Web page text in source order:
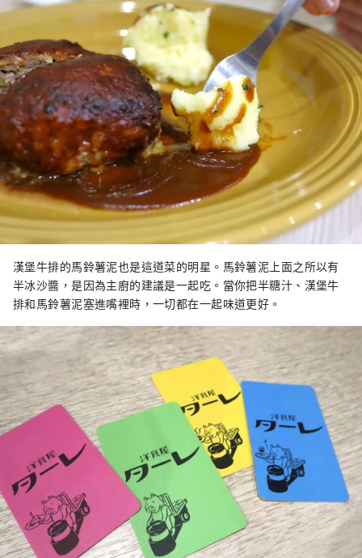
漢堡牛排的馬鈴薯泥也是這道菜的明星。馬鈴薯泥上面之所以有
半冰沙醬，是因為主廚的建議是一起吃。當你把半糖汁、漢堡牛
排和馬鈴薯泥塞進嘴裡時，一切都在一起味道更好。